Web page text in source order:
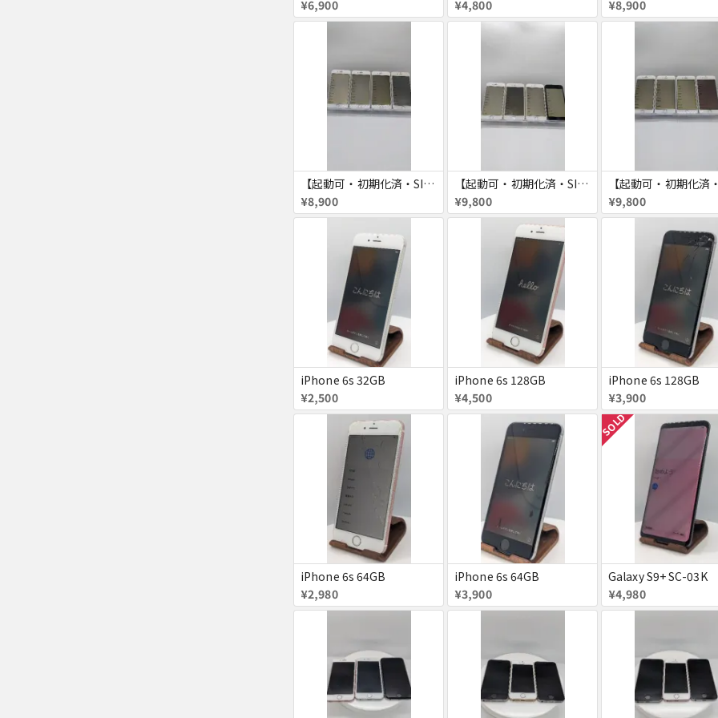
¥6,900
¥4,800
¥8,900
【起動可・初期化済・SIMロック解除済】iPhone6 16GB 4台セット
¥8,900
【起動可・初期化済・SIMロック解除済】iPhone6 64GB 4台セット
¥9,800
¥9,800
iPhone 6s 32GB
¥2,500
iPhone 6s 128GB
¥4,500
iPhone 6s 128GB
¥3,900
iPhone 6s 64GB
¥2,980
iPhone 6s 64GB
¥3,900
SOLD
Galaxy S9+ SC-03K
¥4,980